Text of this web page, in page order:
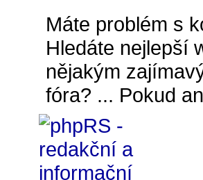
Máte problém s
Hledáte nejlepší
nějakým
fóra? ... Pokud